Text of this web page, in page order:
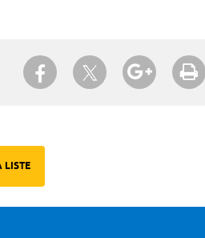
Partager sur Facebook
Partager sur
LISTE